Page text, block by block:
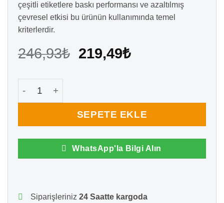
çeşitli etiketlere baskı performansı ve azaltılmış
çevresel etkisi bu ürünün kullanımında temel
kriterlerdir.
246,93₺ Orijinal
219,49₺Şu
Apx8 Wax-Resin Ribon Siyah 110mm x 91mt (1/2
SEPETE EKLE
WhatsApp'la Bilgi Alın
Siparişleriniz 24 Saatte kargoda